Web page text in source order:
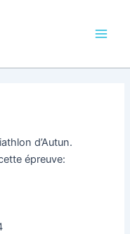
d’Autun.
épreuve: